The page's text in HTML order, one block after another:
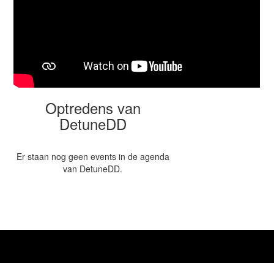
Optredens van
DetuneDD
Er staan nog geen events in de agenda
van DetuneDD.